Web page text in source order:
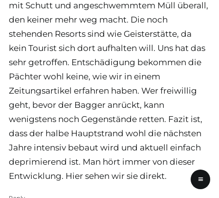
mit Schutt und angeschwemmtem Müll überall,
den keiner mehr weg macht. Die noch
stehenden Resorts sind wie Geisterstätte, da
kein Tourist sich dort aufhalten will. Uns hat das
sehr getroffen. Entschädigung bekommen die
Pächter wohl keine, wie wir in einem
Zeitungsartikel erfahren haben. Wer freiwillig
geht, bevor der Bagger anrückt, kann
wenigstens noch Gegenstände retten. Fazit ist,
dass der halbe Hauptstrand wohl die nächsten
Jahre intensiv bebaut wird und aktuell einfach
deprimierend ist. Man hört immer von dieser
Entwicklung. Hier sehen wir sie direkt.
≡